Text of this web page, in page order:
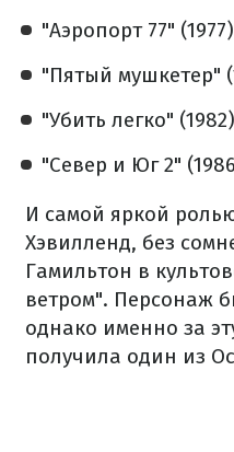
"Аэропорт 77" (1977)
"Пятый мушкетер"
"Убить легко" (1982)
"Север и Юг 2"
И самой яркой
Хэвилленд, без
Гамильтон в
ветром". Персонаж
однако именно за
получила один из